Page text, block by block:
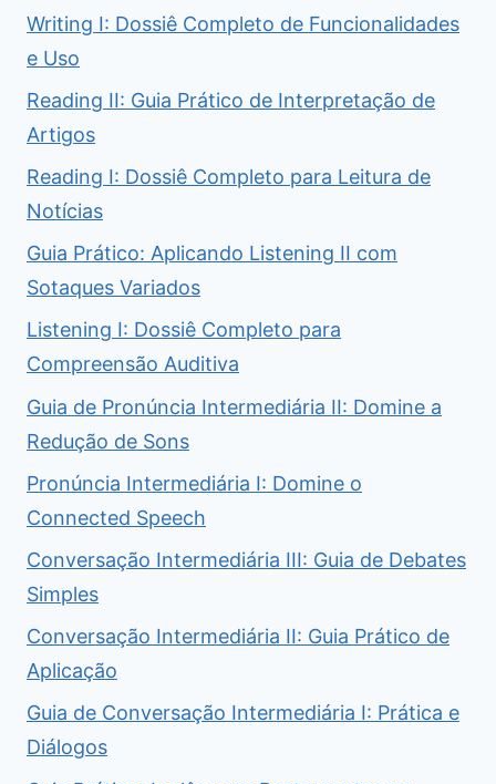
Writing I: Dossiê Completo de Funcionalidades
e Uso
Reading II: Guia Prático de Interpretação de
Artigos
Reading I: Dossiê Completo para Leitura de
Notícias
Guia Prático: Aplicando Listening II com
Sotaques Variados
Listening I: Dossiê Completo para
Compreensão Auditiva
Guia de Pronúncia Intermediária II: Domine a
Redução de Sons
Pronúncia Intermediária I: Domine o
Connected Speech
Conversação Intermediária III: Guia de Debates
Simples
Conversação Intermediária II: Guia Prático de
Aplicação
Guia de Conversação Intermediária I: Prática e
Diálogos